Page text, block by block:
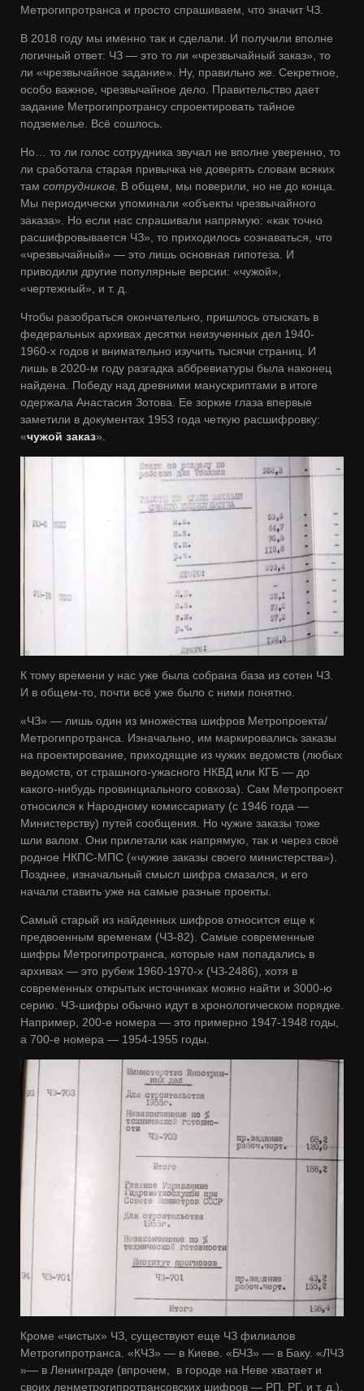
Метрогипротранса и просто спрашиваем, что значит ЧЗ.
В 2018 году мы именно так и сделали. И получили вполне
логичный ответ: ЧЗ — это то ли «чрезвычайный заказ», то
ли «чрезвычайное задание». Ну, правильно же. Секретное,
особо важное, чрезвычайное дело. Правительство дает
задание Метрогипротрансу спроектировать тайное
подземелье. Всё сошлось.
Но… то ли голос сотрудника звучал не вполне уверенно, то
ли сработала старая привычка не доверять словам всяких
там сотрудников . В общем, мы поверили, но не до конца.
Мы периодически упоминали «объекты чрезвычайного
заказа». Но если нас спрашивали напрямую: «как точно
расшифровывается ЧЗ», то приходилось сознаваться, что
«чрезвычайный» — это лишь основная гипотеза. И
приводили другие популярные версии: «чужой»,
«чертежный», и т. д.
Чтобы разобраться окончательно, пришлось отыскать в
федеральных архивах десятки неизученных дел 1940-
1960-х годов и внимательно изучить тысячи страниц. И
лишь в 2020-м году разгадка аббревиатуры была наконец
найдена. Победу над древними манускриптами в итоге
одержала Анастасия Зотова. Ее зоркие глаза впервые
заметили в документах 1953 года четкую расшифровку:
«чужой заказ».
К тому времени у нас уже была собрана база из сотен ЧЗ.
И в общем-то, почти всё уже было с ними понятно.
«ЧЗ» — лишь один из множества шифров Метропроекта/
Метрогипротранса. Изначально, им маркировались заказы
на проектирование, приходящие из чужих ведомств (любых
ведомств, от страшного-ужасного НКВД или КГБ — до
какого-нибудь провинциального совхоза). Сам Метропроект
относился к Народному комиссариату (с 1946 года —
Министерству) путей сообщения. Но чужие заказы тоже
шли валом. Они прилетали как напрямую, так и через своё
родное НКПС-МПС («чужие заказы своего министерства»).
Позднее, изначальный смысл шифра смазался, и его
начали ставить уже на самые разные проекты.
Самый старый из найденных шифров относится еще к
предвоенным временам (ЧЗ-82). Самые современные
шифры Метрогипротранса, которые нам попадались в
архивах — это рубеж 1960-1970-х (ЧЗ-2486), хотя в
современных открытых источниках можно найти и 3000-ю
серию. ЧЗ-шифры обычно идут в хронологическом порядке.
Например, 200-е номера — это примерно 1947-1948 годы,
а 700-е номера — 1954-1955 годы.
Кроме «чистых» ЧЗ, существуют еще ЧЗ филиалов
Метрогипротранса. «КЧЗ» — в Киеве. «БЧЗ» — в Баку. «ЛЧЗ
»— в Ленинграде (впрочем, в городе на Неве хватает и
своих ленметрогипротрансовских шифров — РП, РГ, и т. д.).